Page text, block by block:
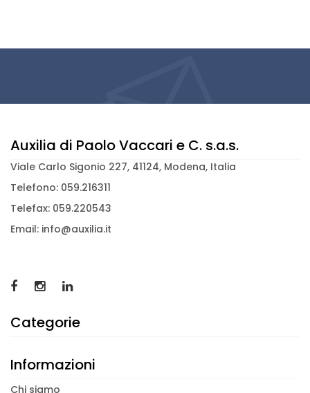
Auxilia di Paolo Vaccari e C. s.a.s.
Viale Carlo Sigonio 227, 41124, Modena, Italia
Telefono: 059.216311
Telefax: 059.220543
Email: info@auxilia.it
Categorie
Informazioni
Chi siamo